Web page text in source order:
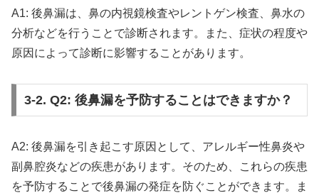
A1: 後鼻漏は、鼻の内視鏡検査やレントゲン検査、鼻水の
分析などを行うことで診断されます。また、症状の程度や
原因によって診断に影響することがあります。
3-2. Q2: 後鼻漏を予防することはできますか？
A2: 後鼻漏を引き起こす原因として、アレルギー性鼻炎や
副鼻腔炎などの疾患があります。そのため、これらの疾患
を予防することで後鼻漏の発症を防ぐことができます。ま